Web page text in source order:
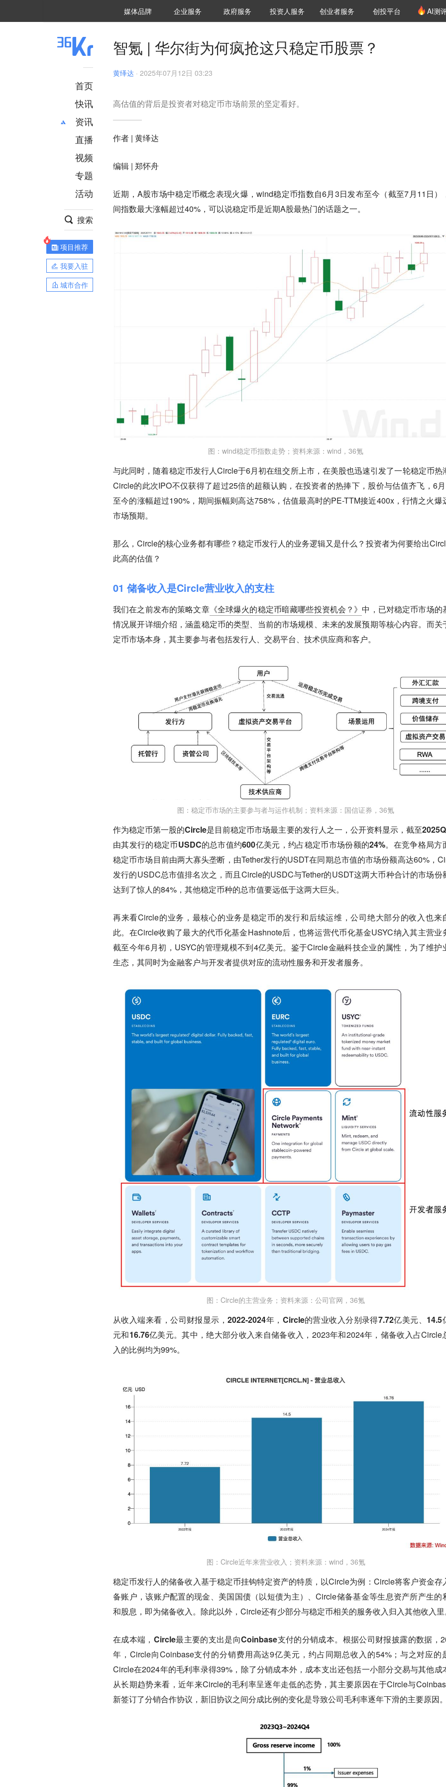
媒体品牌 36Kr研究院
企业服务 城市之窗
政府服务 VClub投资机构库
投资机构职位推介
投资人服务 创投氪堂
创业者服务 创投平台 AI测
首页
快讯
资讯
推荐
财经
项目推荐
安徽
直播
视频
专题
活动
搜索
项目推荐
我要入驻
城市合作
智氪 | 华尔街为何疯抢这只稳定币股票？
黄绎达 · 2025年07月12日 03:23
高估值的背后是投资者对稳定币市场前景的坚定看好。
作者 | 黄绎达
编辑 | 郑怀舟
近期，A股市场中稳定币概念表现火爆，wind稳定币指数自6月3日发布至今（截至7月11日）
间指数最大涨幅超过40%，可以说稳定币是近期A股最热门的话题之一。
图：wind稳定币指数走势；资料来源：wind，36氪
与此同时，随着稳定币发行人Circle于6月初在纽交所上市，在美股也迅速引发了一轮稳定币热
Circle的此次IPO不仅获得了超过25倍的超额认购，在投资者的热捧下，股价与估值齐飞，6
至今的涨幅超过190%，期间振幅则高达758%，估值最高时的PE-TTM接近400x，行情之火爆
市场预期。
那么，Circle的核心业务都有哪些？稳定币发行人的业务逻辑又是什么？投资者为何要给出
此高的估值？
01 储备收入是Circle营业收入的支柱
我们在之前发布的策略文章《全球爆火的稳定币暗藏哪些投资机会？》中，已对稳定币市场的
情况展开详细介绍，涵盖稳定币的类型、当前的市场规模、未来的发展预期等核心内容。而关
定币市场本身，其主要参与者包括发行人、交易平台、技术供应商和客户。
图：稳定币市场的主要参与者与运作机制；资料来源：国信证券，36氪
作为稳定币第一股的Circle是目前稳定币市场最主要的发行人之一，公开资料显示，截至
由其发行的稳定币USDC的总市值约600亿美元，约占稳定币市场份额的24%。 在竞争格局方
稳定币市场目前由两大寡头垄断，由Tether发行的USDT在同期总市值的市场份额高达60%，
发行的USDC总市值排名次之，而且Circle的USDC与Tether的USDT这两大币种合计的市场份
达到了惊人的84%，其他稳定币种的总市值要远低于这两大巨头。
再来看Circle的业务，最核心的业务是稳定币的发行和后续运维，公司绝大部分的收入也来
此。在Circle收购了最大的代币化基金Hashnote后，也将运营代币化基金USYC纳入其主营业
截至今年6月初，USYC的管理规模不到4亿美元。鉴于Circle金融科技企业的属性，为了维护
生态，其同时为金融客户与开发者提供对应的流动性服务和开发者服务。
图：Circle的主营业务；资料来源：公司官网，36氪
从收入端来看，公司财报显示，2022-2024年，Circle的营业收入分别录得7.72亿美元、14.5
元和16.76亿美元。其中，绝大部分收入来自储备收入，2023年和2024年，储备收入占Circle
入的比例均为99%。
图：Circle近年来营业收入；资料来源：wind，36氪
稳定币发行人的储备收入基于稳定币挂钩特定资产的特质，以Circle为例：Circle将客户资金存
备账户，该账户配置的现金、美国国债（以短债为主）、Circle储备基金等生息资产所产生的
和股息，即为储备收入。除此以外，Circle还有少部分与稳定币相关的服务收入归入其他收入里
在成本端，Circle最主要的支出是向Coinbase支付的分销成本。根据公司财报披露的数据，
年，Circle向Coinbase支付的分销费用高达9亿美元，约占同期总收入的54%；与之对应的
Circle在2024年的毛利率录得39%，除了分销成本外，成本支出还包括一小部分交易与其他成
从长期趋势来看，近年来Circle的毛利率呈逐年走低的态势，其主要原因在于Circle与
新签订了分销合作协议，新旧协议之间分成比例的变化是导致公司毛利率逐年下滑的主要原因。